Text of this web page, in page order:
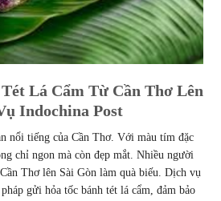
Lá Cẩm Từ Cần Thơ Lên
Indochina Post
nổi tiếng của Cần Thơ. Với màu tím đặc
chỉ ngon mà còn đẹp mắt. Nhiều người
Thơ lên Sài Gòn làm quà biếu. Dịch vụ
gửi hỏa tốc bánh tét lá cẩm, đảm bảo